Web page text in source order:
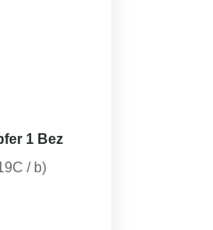
1 Bez
/ b)